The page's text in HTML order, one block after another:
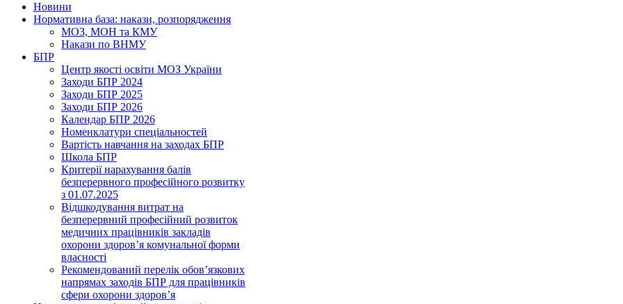
Новини
Нормативна база: накази, розпорядження
МОЗ, МОН та КМУ
Накази по ВНМУ
БПР
Центр якості освіти МОЗ України
Заходи БПР 2024
Заходи БПР 2025
Заходи БПР 2026
Календар БПР 2026
Номенклатури спеціальностей
Вартість навчання на заходах БПР
Школа БПР
Критерії нарахування балів
безперервного професійного розвитку
з 01.07.2025
Відшкодування витрат на
безперервний професійний розвиток
медичних працівників закладів
охорони здоров’я комунальної форми
власності
Рекомендований перелік обов’язкових
напрямах заходів БПР для працівників
сфери охорони здоров’я